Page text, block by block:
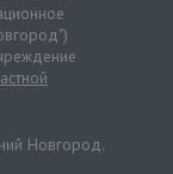
Новгород.